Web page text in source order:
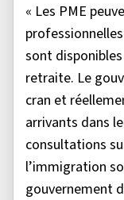
« Les PME
sont
retraite. Le
cran et
arrivants dans
consultations
l’immigration
gouvernement